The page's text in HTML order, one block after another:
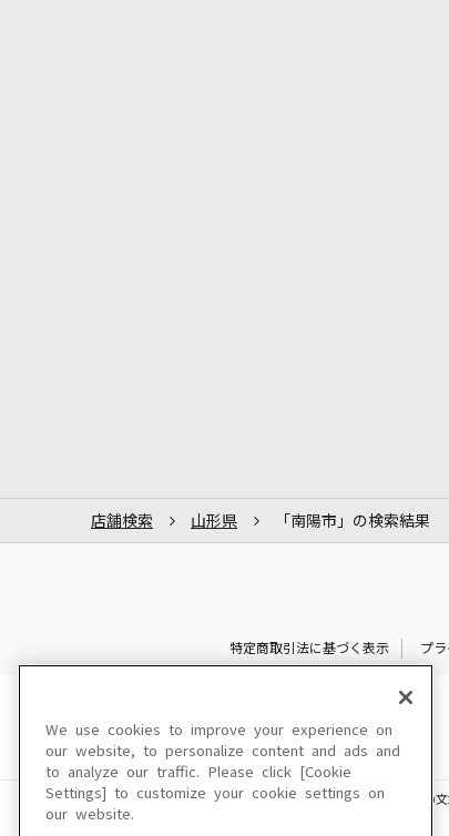
店舗検索 山形県 「南陽市」の検索結果
特定商取引法に基づく表示
プ
このサイトに掲載されている一切の
We use cookies to improve your experience on
our website, to personalize content and ads and
to analyze our traffic. Please click [Cookie
Settings] to customize your cookie settings on
our website.